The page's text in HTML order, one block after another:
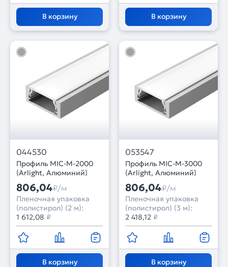
В корзину В корзину
044530
Профиль MIC-M-2000
(Arlight, Алюминий)
806,04₽/м
Пленочная упаковка
(полистирол) (2 м):
1 612,08 ₽
В корзину
053547
Профиль MIC-M-3000
(Arlight, Алюминий)
806,04₽/м
Пленочная упаковка
(полистирол) (3 м):
2 418,12 ₽
В корзину